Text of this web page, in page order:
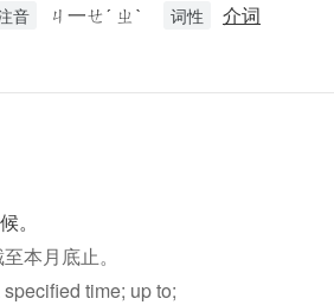
音 ㄐ一ㄝˊ ㄓˋ 词性 介词
。
本月底止。
time; up to;